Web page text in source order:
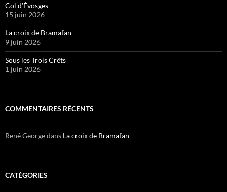
Col d’Évosges
15 juin 2026
La croix de Bramafan
9 juin 2026
Sous les Trois Crêts
1 juin 2026
COMMENTAIRES RÉCENTS
René Georgedans La croix de Bramafan
CATÉGORIES